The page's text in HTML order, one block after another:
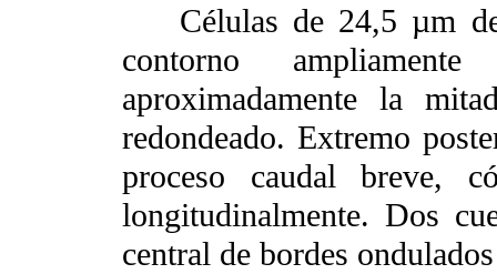
Células de 24,5 µm
contorno
aproximadamente la
redondeado. Extremo
proceso caudal breve,
longitudinalmente. Dos
central de bordes